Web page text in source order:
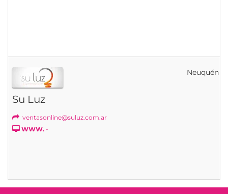
Su Luz
ventasonline@suluz.com.ar
WWW. -
Neuquén